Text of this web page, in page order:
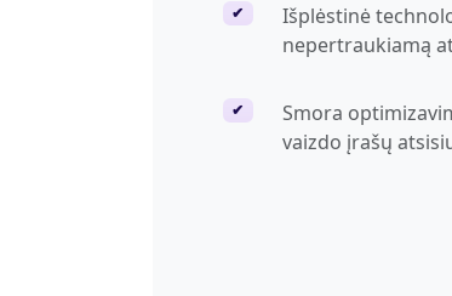
✔
Išplėstinė
nepertraukiamą
✔
Smora
vaizdo įrašų